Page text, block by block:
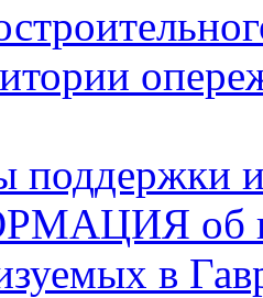
поддержки
об
в